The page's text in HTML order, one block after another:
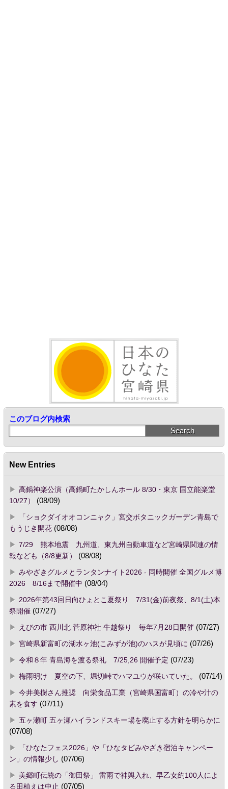
このブログ内検索
New Entries
高鍋神楽公演（高鍋町たかしんホール 8/30・東京 国立能楽堂
10/27）
(08/09)
「ショクダイオオコンニャク」宮交ボタニックガーデン青島で
もうじき開花(08/08)
7/29 熊本地震 九州道、東九州自動車道など宮崎県関連の情
報なども（8/8更新）
(08/08)
みやざきグルメとランタンナイト2026 - 同時開催 全国グルメ博
2026 8/16まで開催中 (08/04)
2026年第43回日向ひょとこ夏祭り 7/31(金)前夜祭、8/1(土)本
祭開催(07/27)
えびの市 西川北 菅原神社 牛越祭り 毎年7月28日開催(07/27)
宮崎県新富町の湖水ヶ池(こみずが池)のハスが見頃に (07/26)
令和８年 青島海を渡る祭礼 7/25,26 開催予定 (07/23)
梅雨明け 夏空の下、堀切峠でハマユウが咲いていた。
(07/14)
今井美樹さん推奨 向栄食品工業（宮崎県国富町）の冷や汁の
素を食す (07/11)
五ヶ瀬町 五ヶ瀬ハイランドスキー場を廃止する方針を明らかに
(07/08)
「ひなたフェス2026」や「ひなタビみやざき宿泊キャンペー
ン」の情報少し (07/06)
美郷町伝統の「御田祭」 雷雨で神輿入れ、早乙女約100人によ
る田植えは中止 (07/05)